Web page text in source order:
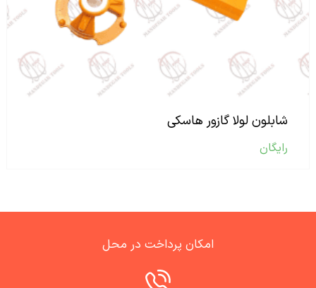
شابلون لولا گازور هاسکی
رایگان
امکان پرداخت در محل